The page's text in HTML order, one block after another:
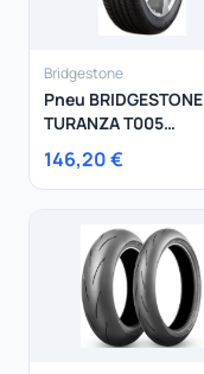
Bridgestone
Pneu BRIDGESTONE
TURANZA T005
245/45R18 96W
146,20 €